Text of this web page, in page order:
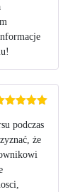
5podczas
że